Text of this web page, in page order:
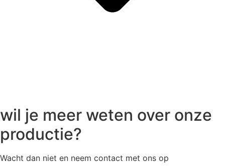
wil je meer weten over onze
productie?
Wacht dan niet en neem contact met ons op